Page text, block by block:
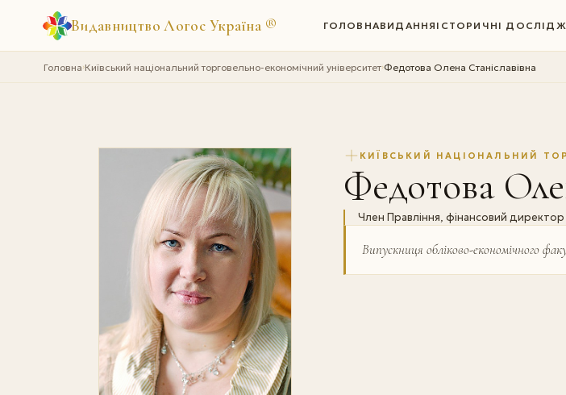
Видавництво Логос Україна ® ГОЛОВНАВИДАННЯ ІСТОРИЧНІ
Головна›Київський національний торговельно-економічний університет›Федотова Олена Станіславівна
КИЇВСЬКИЙ НАЦІОНАЛЬНИЙ
Федотова
Член Правління, фінансовий директор
Випускниця обліково-економічного